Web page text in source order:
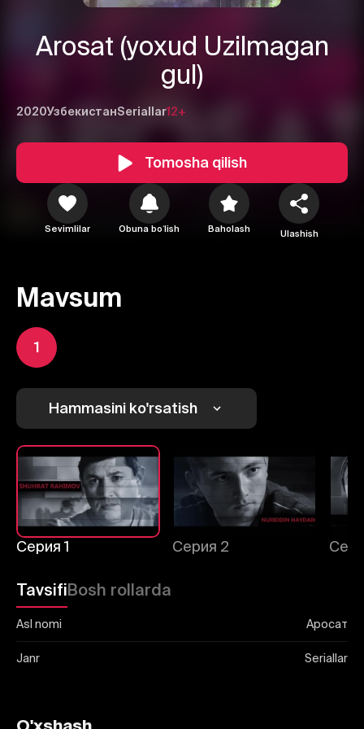
Arosat (yoxud Uzilmagan
gul)
2020УзбекистанSeriallar12+
Tomosha qilish
Sevimlilar Obuna boʻlish Baholash Ulashish
Mavsum
1
Hammasini ko'rsatish
Серия 1 Серия 2
TavsifiBosh rollarda
Asl nomi Аросат
Janr Seriallar